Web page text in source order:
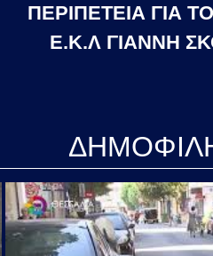
ΠΕΡΙΠΕΤΕΙΑ ΓΙΑ
Ε.Κ.Λ ΓΙΑΝΝΗ